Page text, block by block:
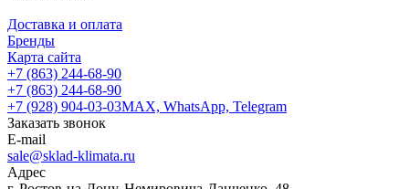
Доставка и оплата
Бренды
Карта сайта
+7 (863) 244-68-90
+7 (863) 244-68-90
+7 (928) 904-03-03MAX, WhatsApp, Telegram
Заказать звонок
E-mail
sale@sklad-klimata.ru
Адрес